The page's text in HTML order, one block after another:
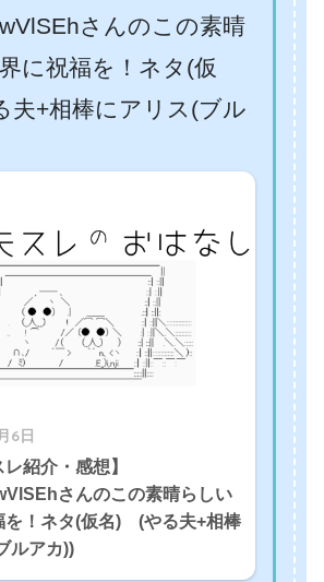
さんのこの素晴
に祝福を！ネタ(仮
+相棒にアリス(ブル
6日
レ紹介・感想】
さんのこの素晴らしい
を！ネタ(仮名) (やる夫+相棒
ルアカ))